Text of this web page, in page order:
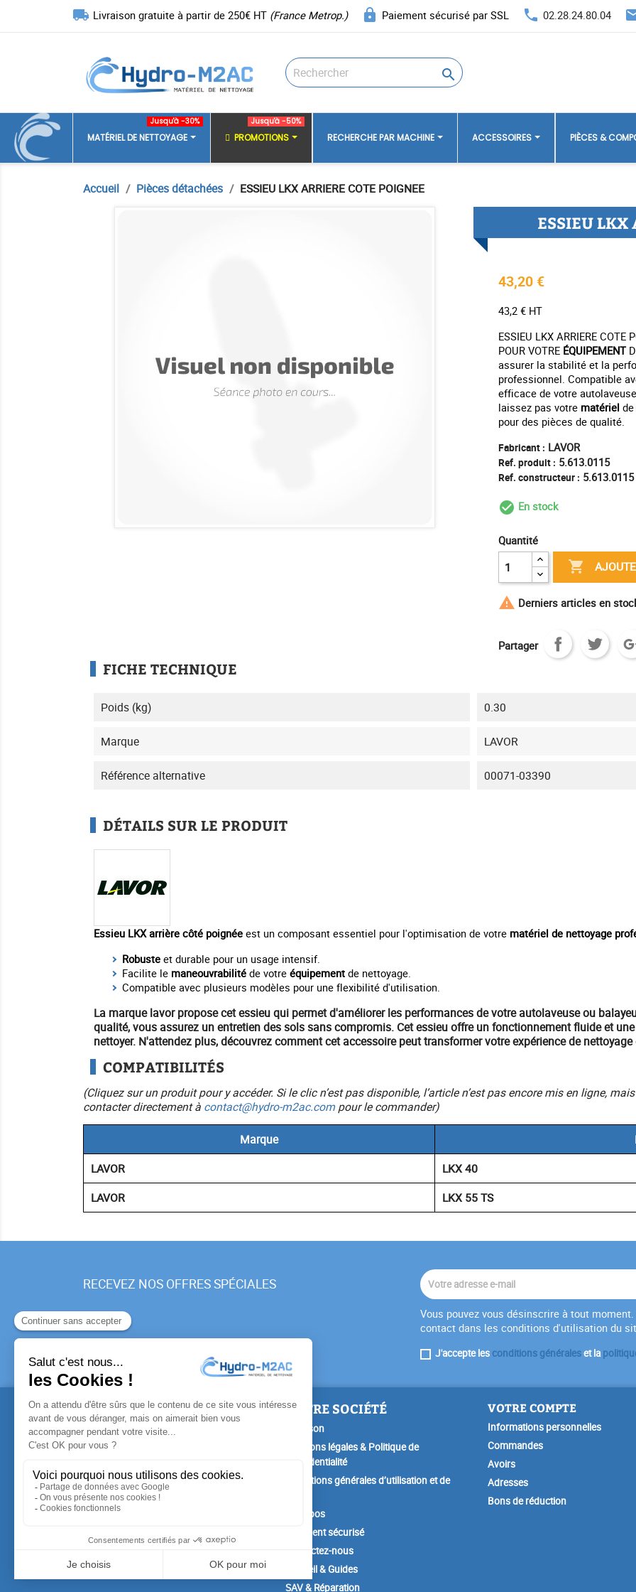
local_shipping Livraison gratuite à partir de 250€ HT (France Metrop.) lock Paiement sécurisé par SSL phone 02.28.24.80.04

MATÉRIEL DE NETTOYAGE
Jusqu'à -30%
PROMOTIONS
Jusqu'à -50%
RECHERCHE PAR MACHINE ACCESSOIRES PIÈCES &
Accueil Pièces détachées ESSIEU LKX ARRIERE COTE POIGNEE
ESSIEU LKX
43,20 €
43,2 € HT
ESSIEU LKX ARRIERE COTE
POUR VOTRE ÉQUIPEMENT
assurer la stabilité et la
professionnel. Compatible
efficace de votre
laissez pas votre matériel
pour des pièces de qualité.
Fabricant : LAVOR
Ref. produit : 5.613.0115
Ref. constructeur : 5.613.0115
En stock
Quantité

 Derniers articles en
Partager
FICHE TECHNIQUE
Poids (kg) 0.30
Marque LAVOR
Référence alternative 00071-03390
DÉTAILS SUR LE PRODUIT
Essieu LKX arrière côté poignée est un composant essentiel pour l'optimisation de votre matériel de nettoyage
Robuste et durable pour un usage intensif.
Facilite le maneouvrabilité de votre équipement de nettoyage.
Compatible avec plusieurs modèles pour une flexibilité d'utilisation.
La marquelavorpropose cet essieu qui permet d'améliorer les performances de votreautolaveuseou
qualité, vous assurez unentretien des solssans compromis. Cet essieu offre unfonctionnement fluideet une
nettoyer. N'attendez plus, découvrez comment cet accessoire peut transformer votre expérience de
COMPATIBILITÉS
(Cliquez sur un produit pour y accéder. Si le clic n’est pas disponible, l’article n’est pas encore mis en ligne,
contacter directement à contact@hydro-m2ac.compour le commander)
Marque
LAVOR
LKX 40
LAVOR
LKX 55 TS
RECEVEZ NOS OFFRES SPÉCIALES
Vous pouvez vous désinscrire à tout
contact dans les conditions d'utilisation du
J'accepte les conditions généraleset la
PRODUITS
Promotions
Nouveaux produits
NOTRE SOCIÉTÉ
Livraison
Mentions légales & Politique de
Confidentialité
Conditions générales d’utilisation et de
A propos
Paiement sécurisé
Contactez-nous
Conseil & Guides
SAV & Réparation
VOTRE COMPTE
Informations personnelles
Commandes
Avoirs
Adresses
Bons de réduction